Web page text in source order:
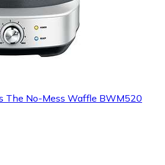
The No-Mess Waffle BWM520